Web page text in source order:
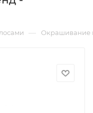
— Окрашивание